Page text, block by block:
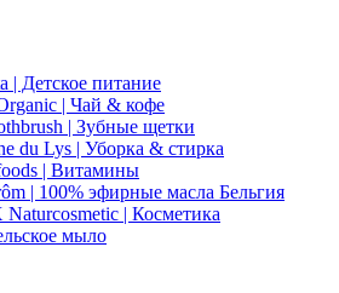
| Детское питание
| Чай & кофе
| Зубные щетки
du Lys | Уборка & стирка
| Витамины
| 100% эфирные масла Бельгия
| Косметика
мыло